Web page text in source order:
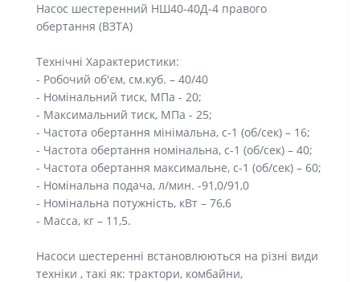
Насос шестеренний НШ40-40Д-4 правого
обертання (ВЗТА)
Технічні Характеристики:
- Робочий об'єм, см.куб. – 40/40
- Номінальний тиск, МПа - 20;
- Максимальний тиск, МПа - 25;
- Частота обертання мінімальна, с-1 (об/сек) – 16;
- Частота обертання номінальна, с-1 (об/сек) – 40;
- Частота обертання максимальне, с-1 (об/сек) – 60;
- Номінальна подача, л/мин. -91,0/91,0
- Номінальна потужність, кВт – 76,6
- Масса, кг – 11,5.
Насоси шестеренні встановлюються на різні види
техніки , такі як: трактори, комбайни,